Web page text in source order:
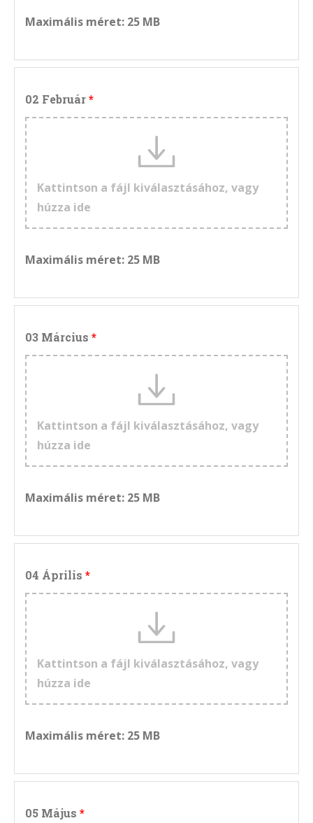
Maximális méret: 25 MB
02 Február
Kattintson a fájl kiválasztásához, vagy
húzza ide
Maximális méret: 25 MB
03 Március
Kattintson a fájl kiválasztásához, vagy
húzza ide
Maximális méret: 25 MB
04 Április
Kattintson a fájl kiválasztásához, vagy
húzza ide
Maximális méret: 25 MB
05 Május